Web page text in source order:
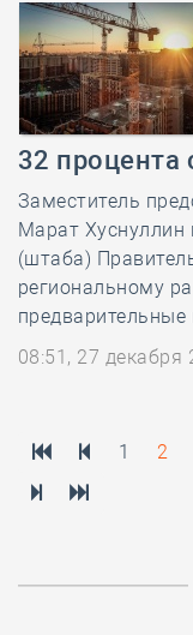
32 процента
Заместитель
Марат Хуснуллин
(штаба)
региональному
предварительные
08:51, 27 декабря
1 2